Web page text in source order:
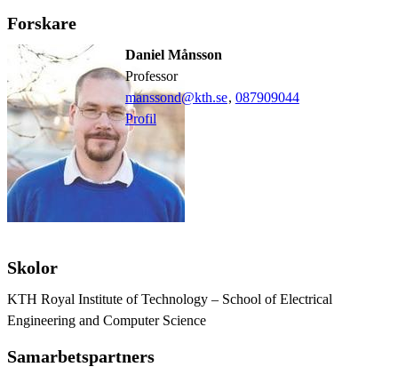
Forskare
Daniel Månsson
professor
manssond@kth.se, 087909044
Profil
Skolor
KTH Royal Institute of Technology – School of Electrical
Engineering and Computer Science
Samarbetspartners